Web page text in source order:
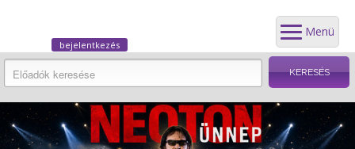
Menü
bejelentkezés